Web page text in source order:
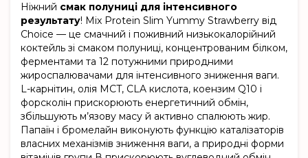
Ніжний смак полуниці для інтенсивного
результату! Mix Protein Slim Yummy Strawberry від
Choice — це смачний і поживний низькокалорійний
коктейль зі смаком полуниці, концентрованим білком,
ферментами та 12 потужними природними
жироспалювачами для інтенсивного зниження ваги.
L-карнітин, олія MCT, CLA кислота, коензим Q10 і
форсколін прискорюють енергетичний обмін,
збільшують м’язову масу й активно спалюють жир.
Папаїн і бромелайн виконують функцію каталізаторів
власних механізмів зниження ваги, а природні форми